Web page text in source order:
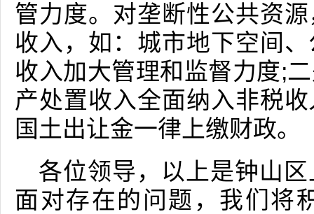
管力度。对垄断性公共资
收入，如：城市地下空间
收入加大管理和监督力度;
产处置收入全面纳入非税
国土出让金一律上缴财政。
各位领导，以上是钟山
面对存在的问题，我们将